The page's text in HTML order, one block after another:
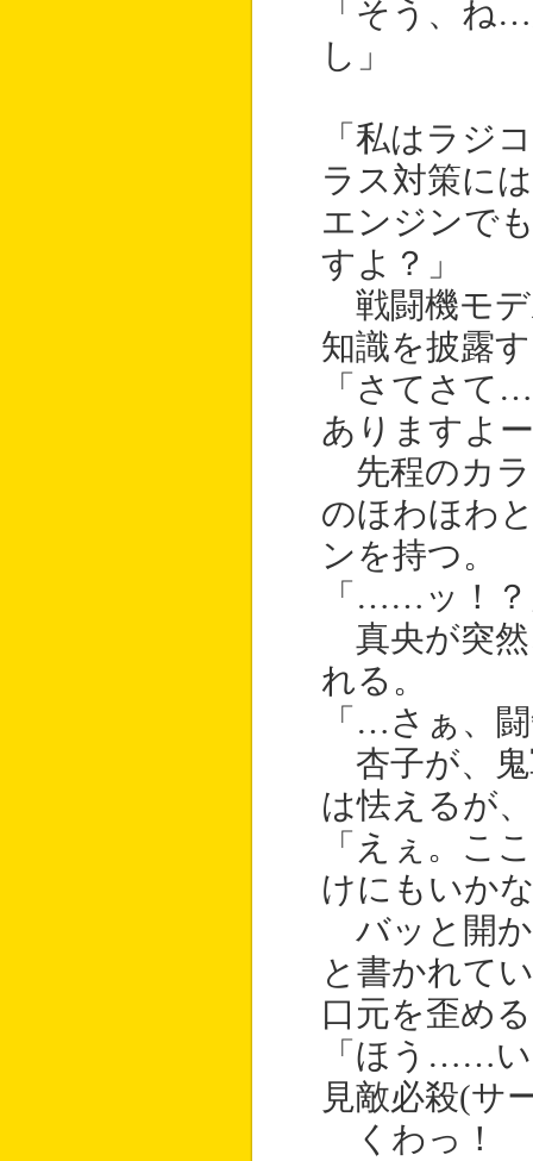
「そう、ね
し」
「私はラジ
ラス対策に
エンジンで
すよ？」
戦闘機モデ
知識を披露
「さてさて
ありますよ
先程のカラ
のほわほわ
ンを持つ。
「……ッ！
真央が突然
れる。
「…さぁ、
杏子が、鬼
は怯えるが
「えぇ。こ
けにもいか
バッと開か
と書かれて
口元を歪め
「ほう……
見敵必殺(サ
くわっ！